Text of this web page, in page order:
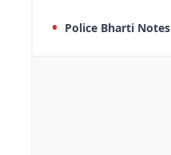
Police Bharti Notes